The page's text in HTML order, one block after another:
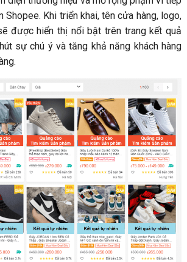
Shopee. Khi triển khai, tên cửa hàng, logo,
được hiển thị nổi bật trên trang kết quả
sự chú ý và tăng khả năng khách hàng